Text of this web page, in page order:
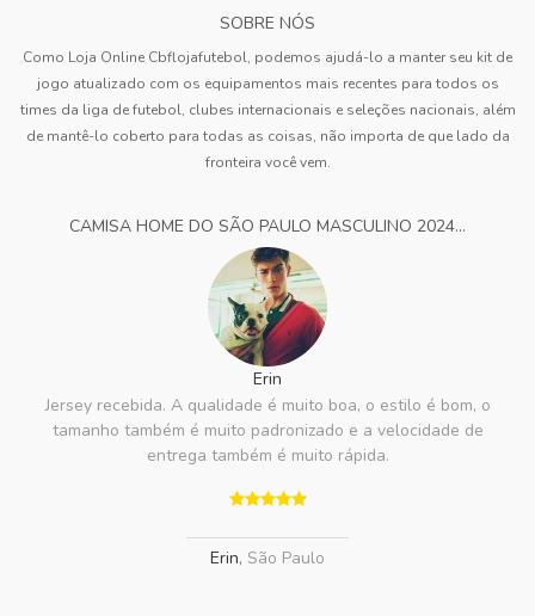
SOBRE NÓS
Como Loja Online Cbflojafutebol, podemos ajudá-lo a manter seu kit de
jogo atualizado com os equipamentos mais recentes para todos os
times da liga de futebol, clubes internacionais e seleções nacionais, além
de mantê-lo coberto para todas as coisas, não importa de que lado da
fronteira você vem.
CAMISA HOME DO SÃO PAULO MASCULINO 2024...
Erin
Jersey recebida. A qualidade é muito boa, o estilo é bom, o
tamanho também é muito padronizado e a velocidade de
entrega também é muito rápida.
Erin, São Paulo